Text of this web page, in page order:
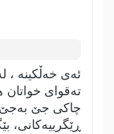
ئەی خەڵکینە ،
تەقوای خواتان
چاکی جێ بەجێ
ڕێگرییەکانی،